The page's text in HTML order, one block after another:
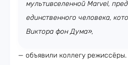
мультивселенной Marvel,
единственного человека,
Виктора фон Дума»,
— объявили коллегу режиссёры.